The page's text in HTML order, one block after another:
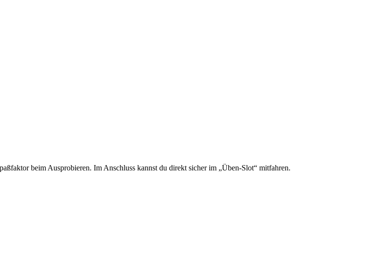
beim Ausprobieren. Im Anschluss kannst du direkt sicher im „Üben-Slot“ mitfahren.